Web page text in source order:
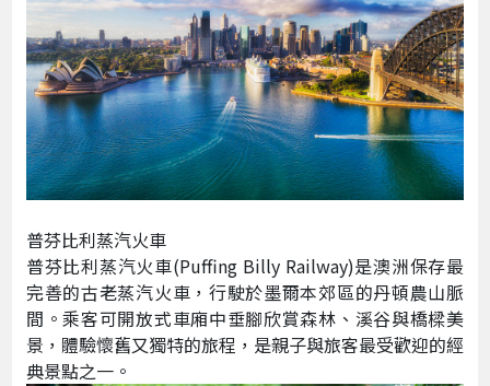
普芬比利蒸汽火車
普芬比利蒸汽火車(Puffing Billy Railway)是澳洲保存最
完善的古老蒸汽火車，行駛於墨爾本郊區的丹頓農山脈
間。乘客可開放式車廂中垂腳欣賞森林、溪谷與橋樑美
景，體驗懷舊又獨特的旅程，是親子與旅客最受歡迎的經
典景點之一。